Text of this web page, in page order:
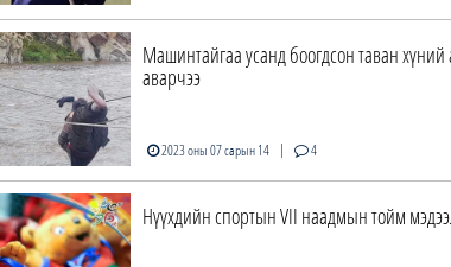
Машинтайгаа усанд боогдсон таван
аварчээ
2023 оны 07 сарын 14 | 4
Hүүхдийн спортын VII наадмын тойм